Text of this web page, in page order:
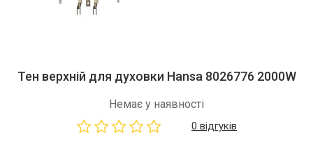
Тен верхній для духовки Hansa 8026776 2000W
Немає у наявності
0 відгуків